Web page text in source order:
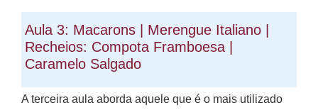
Aula 3: Macarons | Merengue Italiano |
Recheios: Compota Framboesa |
Caramelo Salgado
A terceira aula aborda aquele que é o mais utilizado